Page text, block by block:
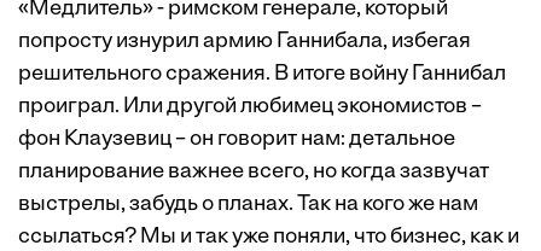
«Медлитель» - римском генерале, который
попросту изнурил армию Ганнибала, избегая
решительного сражения. В итоге войну Ганнибал
проиграл. Или другой любимец экономистов –
фон Клаузевиц – он говорит нам: детальное
планирование важнее всего, но когда зазвучат
выстрелы, забудь о планах. Так на кого же нам
ссылаться? Мы и так уже поняли, что бизнес, как и